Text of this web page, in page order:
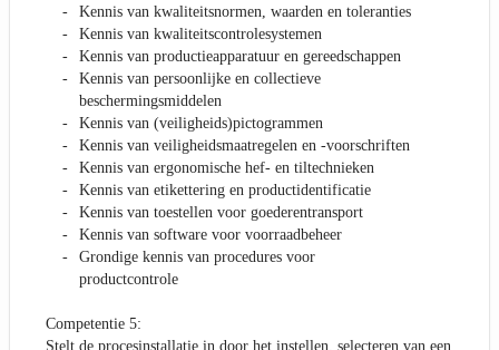
Kennis van kwaliteitsnormen, waarden en toleranties
Kennis van kwaliteitscontrolesystemen
Kennis van productieapparatuur en gereedschappen
Kennis van persoonlijke en collectieve
beschermingsmiddelen
Kennis van (veiligheids)pictogrammen
Kennis van veiligheidsmaatregelen en -voorschriften
Kennis van ergonomische hef- en tiltechnieken
Kennis van etikettering en productidentificatie
Kennis van toestellen voor goederentransport
Kennis van software voor voorraadbeheer
Grondige kennis van procedures voor
productcontrole
Competentie 5:
Stelt de procesinstallatie in door het instellen, selecteren van een